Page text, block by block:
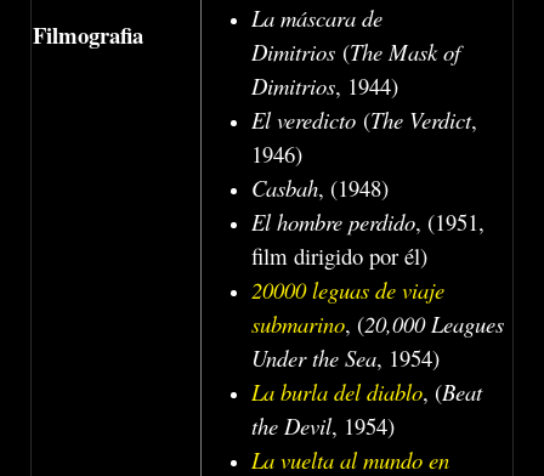
Filmografia
La máscara de
Dimitrios (The Mask of
Dimitrios, 1944)
El veredicto (The Verdict,
1946)
Casbah, (1948)
El hombre perdido, (1951,
film dirigido por él)
20000 leguas de viaje
submarino, (20,000 Leagues
Under the Sea, 1954)
La burla del diablo, (Beat
the Devil, 1954)
La vuelta al mundo en